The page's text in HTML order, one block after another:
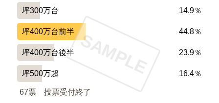
坪300万台 14.9％
坪400万台前半 44.8％
坪400万台後半 23.9％
坪500万超 16.4％
67票 投票受付終了
SAMPLE